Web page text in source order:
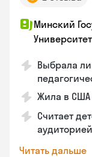
Минский
Университет
Выбрала
Жила в США
Считает
Читать дальше